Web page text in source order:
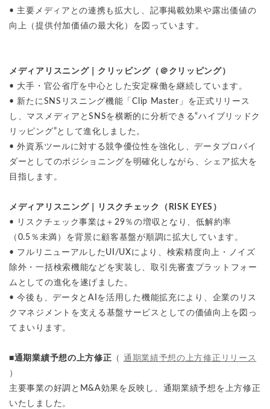
• 主要メディアとの連携も拡大し、記事掲載効果や露出価値の
向上（提供付加価値の最大化）を図っています。
メディアリスニング｜クリッピング（＠クリッピング）
• 大手・官公省庁を中心とした安定稼働を継続しています。
• 新たにSNSリスニング機能「Clip Master」を正式リリース
し、マスメディアとSNSを横断的に分析できる“ハイブリッドク
リッピング”として進化しました。
• 外資系ツールに対する競争優位性を強化し、データプロバイ
ダーとしてのポジショニングを明確化しながら、シェア拡大を
目指します。
メディアリスニング｜リスクチェック（RISK EYES）
• リスクチェック事業は＋29％の増収となり、低解約率
（0.5％未満）を背景に顧客基盤が順調に拡大しています。
• フルリニューアルしたUI/UXにより、検索精度向上・ノイズ
除外・一括検索機能などを実装し、取引先審査プラットフォー
ムとしての進化を遂げました。
• 今後も、データとAIを活用した機能拡充により、企業のリス
クマネジメントを支える基盤サービスとしての価値向上を図っ
てまいります。
■通期業績予想の上方修正 （ 通期業績予想の上方修正リリース
）
主要事業の好調とM&A効果を反映し、通期業績予想を上方修正
いたしました。